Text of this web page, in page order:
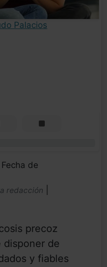
Palacios
Fecha de
redacción
precoz
disponer de
y fiables